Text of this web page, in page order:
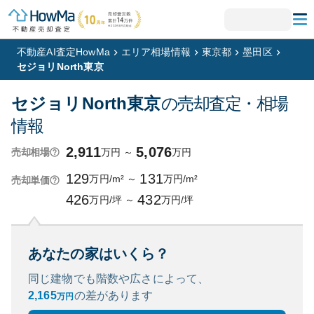
不動産AI査定HowMa エリア相場情報 東京都
墨田区
セジョリNorth東京
セジョリNorth東京の売却査定・相場
情報
売却相場 2,911万円 ～ 5,076万円
売却単価 129万円/m² ～ 131万円/m²
426万円/坪 ～ 432万円/坪
あなたの家はいくら？
同じ建物でも階数や広さによって、
2,165万円 の差があります